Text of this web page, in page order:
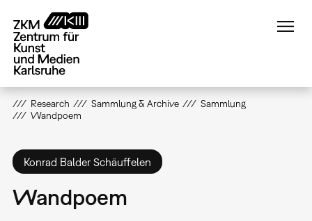
zum
Inhalt
Research Sammlung & Archive
Sammlung
Wandpoem
Konrad Balder Schäuffelen
Wandpoem